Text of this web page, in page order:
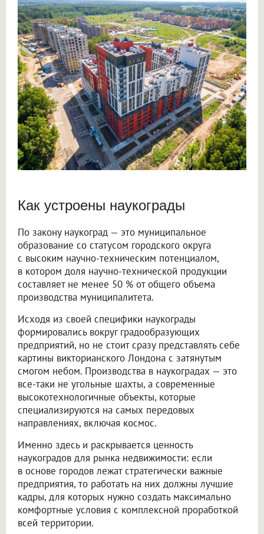
Как устроены наукограды
По закону наукоград — это муниципальное
образование со статусом городского округа
с высоким научно-техническим потенциалом,
в котором доля научно-технической продукции
составляет не менее 50 % от общего объема
производства муниципалитета.
Исходя из своей специфики наукограды
формировались вокруг градообразующих
предприятий, но не стоит сразу представлять себе
картины викторианского Лондона с затянутым
смогом небом. Производства в наукоградах — это
все-таки не угольные шахты, а современные
высокотехнологичные объекты, которые
специализируются на самых передовых
направлениях, включая космос.
Именно здесь и раскрывается ценность
наукоградов для рынка недвижимости: если
в основе городов лежат стратегически важные
предприятия, то работать на них должны лучшие
кадры, для которых нужно создать максимально
комфортные условия с комплексной проработкой
всей территории.